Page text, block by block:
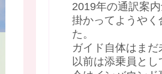
2019年の通訳案
掛かってようやく
た。
ガイド自体はまだ
以前は添乗員とし